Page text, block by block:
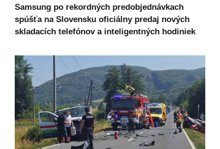
Samsung po rekordných predobjednávkach
spúšťa na Slovensku oficiálny predaj nových
skladacích telefónov a inteligentných hodiniek